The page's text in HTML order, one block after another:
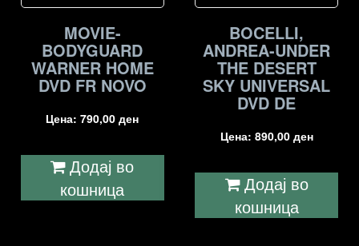
MOVIE-
BODYGUARD
WARNER HOME
DVD FR NOVO
Цена:790,00ден
Додај во
кошница
BOCELLI,
ANDREA-UNDER
THE DESERT
SKY UNIVERSAL
DVD DE
Цена: 890,00 ден
Додај во
кошница